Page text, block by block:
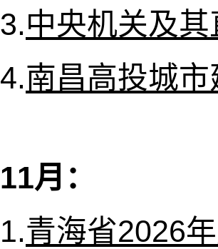
3.中央机关及
4.南昌高投城
11月：
1.青海省2026